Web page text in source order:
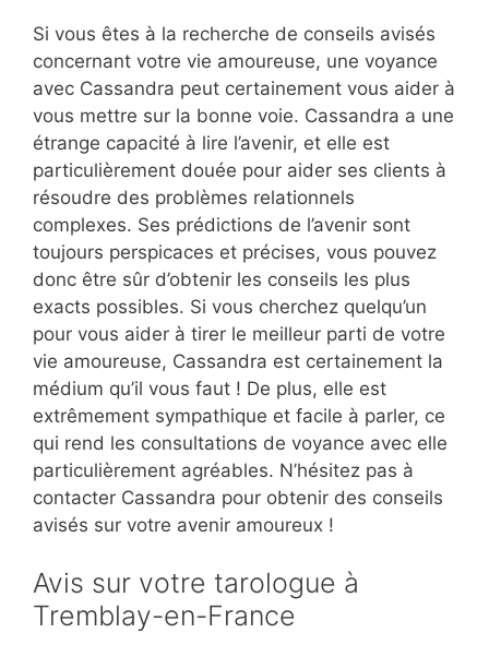
Si vous êtes à la recherche de conseils avisés
concernant votre vie amoureuse, une voyance
avec Cassandra peut certainement vous aider à
vous mettre sur la bonne voie. Cassandra a une
étrange capacité à lire l’avenir, et elle est
particulièrement douée pour aider ses clients à
résoudre des problèmes relationnels
complexes. Ses prédictions de l’avenir sont
toujours perspicaces et précises, vous pouvez
donc être sûr d’obtenir les conseils les plus
exacts possibles. Si vous cherchez quelqu’un
pour vous aider à tirer le meilleur parti de votre
vie amoureuse, Cassandra est certainement la
médium qu’il vous faut ! De plus, elle est
extrêmement sympathique et facile à parler, ce
qui rend les consultations de voyance avec elle
particulièrement agréables. N’hésitez pas à
contacter Cassandra pour obtenir des conseils
avisés sur votre avenir amoureux !
Avis sur votre tarologue à
Tremblay-en-France